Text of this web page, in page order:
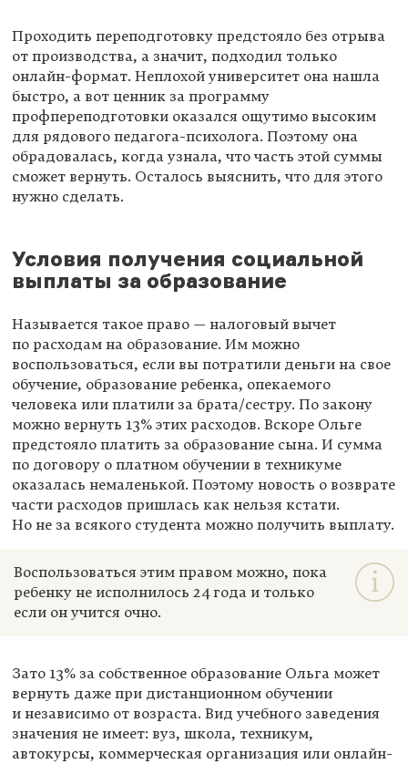
Проходить переподготовку предстояло без отрыва
от производства, а значит, подходил только
онлайн-формат. Неплохой университет она нашла
быстро, а вот ценник за программу
профпереподготовки оказался ощутимо высоким
для рядового педагога-психолога. Поэтому она
обрадовалась, когда узнала, что часть этой суммы
сможет вернуть. Осталось выяснить, что для этого
нужно сделать.
Условия получения социальной
выплаты за образование
Называется такое право — налоговый вычет
по расходам на образование. Им можно
воспользоваться, если вы потратили деньги на свое
обучение, образование ребенка, опекаемого
человека или платили за брата/сестру. По закону
можно вернуть 13% этих расходов. Вскоре Ольге
предстояло платить за образование сына. И сумма
по договору о платном обучении в техникуме
оказалась немаленькой. Поэтому новость о возврате
части расходов пришлась как нельзя кстати.
Но не за всякого студента можно получить выплату.
Воспользоваться этим правом можно, пока
ребенку не исполнилось 24 года и только
если он учится очно.
Зато 13% за собственное образование Ольга может
вернуть даже при дистанционном обучении
и независимо от возраста. Вид учебного заведения
значения не имеет: вуз, школа, техникум,
автокурсы, коммерческая организация или онлайн-